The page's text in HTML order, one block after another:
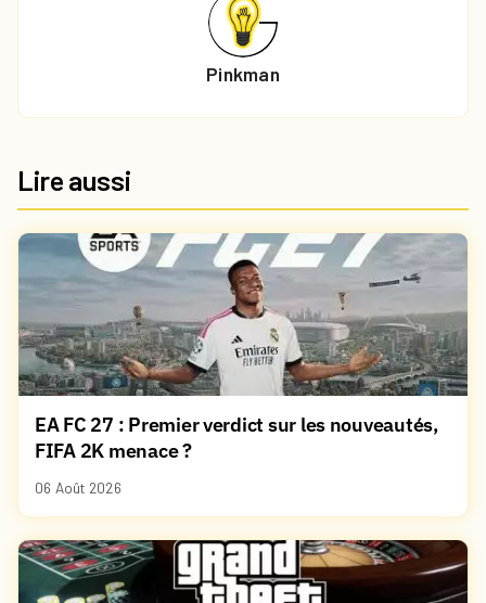
Pinkman
Lire aussi
EA FC 27 : Premier verdict sur les nouveautés,
FIFA 2K menace ?
06 Août 2026